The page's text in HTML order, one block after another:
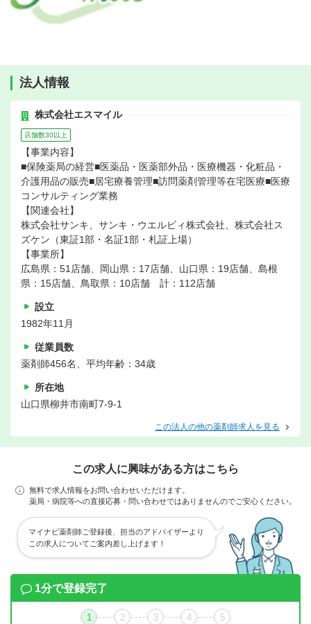
法人情報
株式会社エスマイル
店舗数30以上
【事業内容】
■保険薬局の経営■医薬品・医薬部外品・医療機器・化粧品・
介護用品の販売■居宅療養管理■訪問薬剤管理等在宅医療■医療
コンサルティング業務
【関連会社】
株式会社サンキ、サンキ・ウエルビィ株式会社、株式会社ス
ズケン（東証1部・名証1部・札証上場）
【事業所】
広島県：51店舗、岡山県：17店舗、山口県：19店舗、島根
県：15店舗、鳥取県：10店舗 計：112店舗
設立
1982年11月
従業員数
薬剤師456名、平均年齢：34歳
所在地
山口県柳井市南町7-9-1
この法人の他の薬剤師求人を見る
この求人に興味がある方はこちら
無料で求人情報をお問い合わせいただけます。
薬局・病院等への直接応募・問い合わせではありませんのでご安心ください。
マイナビ薬剤師ご登録後、担当のアドバイザーより
この求人についてご案内差し上げます！
1分で登録完了
1 2 3 4 5